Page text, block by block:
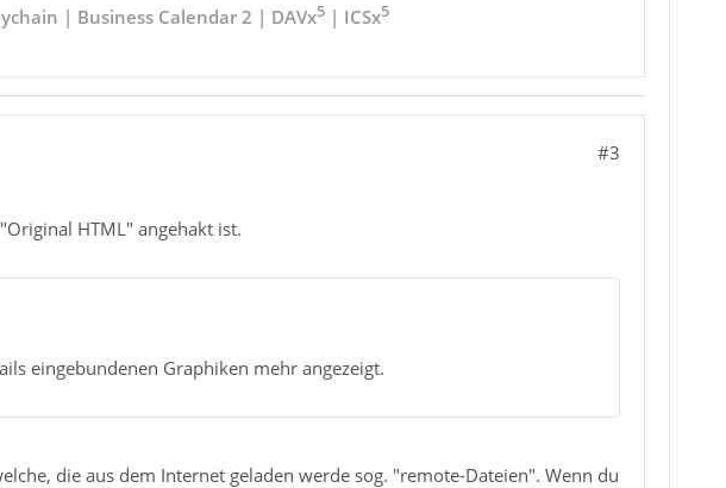
| Business Calendar 2 | DAVx5| ICSx5
#3
HTML" angehakt ist.
eingebundenen Graphiken mehr angezeigt.
die aus dem Internet geladen werde sog. "remote-Dateien". Wenn du